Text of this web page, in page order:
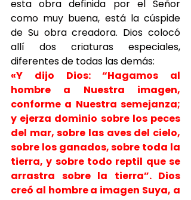
esta obra definida por el Señor
como muy buena, está la cúspide
de Su obra creadora. Dios colocó
allí dos criaturas especiales,
diferentes de todas las demás:
«Y dijo Dios: “Hagamos al
hombre a Nuestra imagen,
conforme a Nuestra semejanza;
y ejerza dominio sobre los peces
del mar, sobre las aves del cielo,
sobre los ganados, sobre toda la
tierra, y sobre todo reptil que se
arrastra sobre la tierra”. Dios
creó al hombre a imagen Suya, a